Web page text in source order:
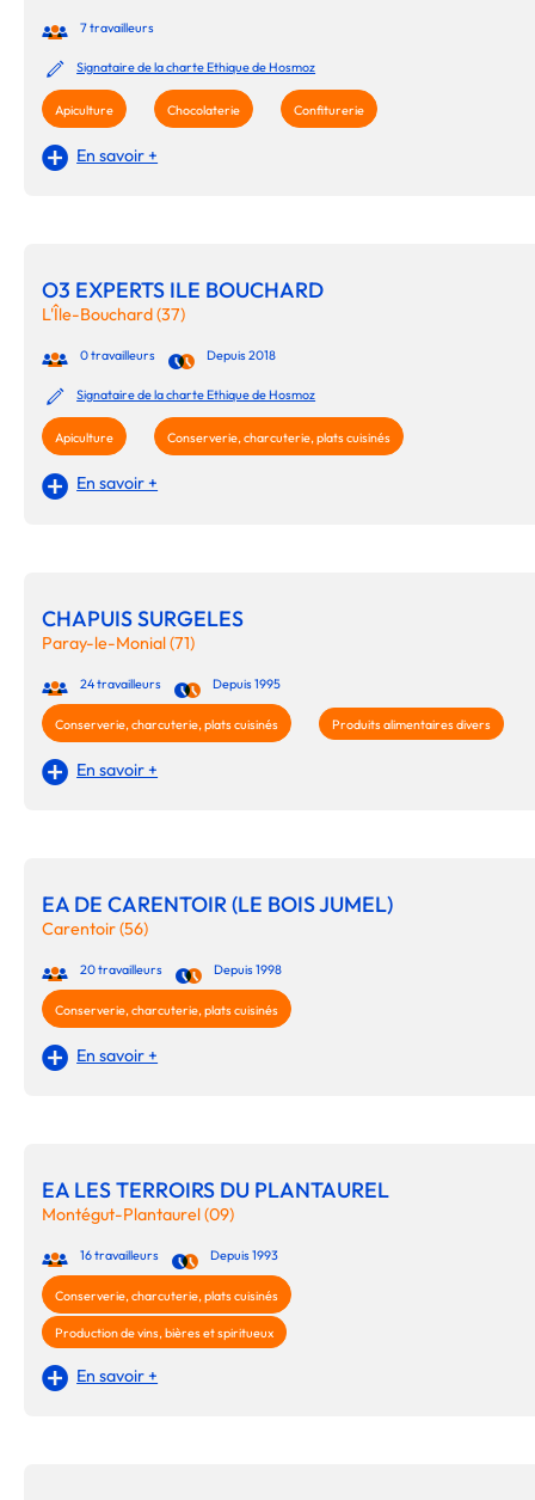
7 travailleurs
Signataire de la charte Ethique de Hosmoz
Apiculture Chocolaterie Confiturerie
En savoir +
O3 EXPERTS ILE BOUCHARD
L'Île-Bouchard (37)
0 travailleurs Depuis 2018
Signataire de la charte Ethique de Hosmoz
Apiculture Conserverie, charcuterie, plats cuisinés
En savoir +
CHAPUIS SURGELES
Paray-le-Monial (71)
24 travailleurs Depuis 1995
Conserverie, charcuterie, plats cuisinés Produits alimentaires divers
En savoir +
EA DE CARENTOIR (LE BOIS JUMEL)
Carentoir (56)
20 travailleurs Depuis 1998
Conserverie, charcuterie, plats cuisinés
En savoir +
EA LES TERROIRS DU PLANTAUREL
Montégut-Plantaurel (09)
16 travailleurs Depuis 1993
Conserverie, charcuterie, plats cuisinés
Production de vins, bières et spiritueux
En savoir +